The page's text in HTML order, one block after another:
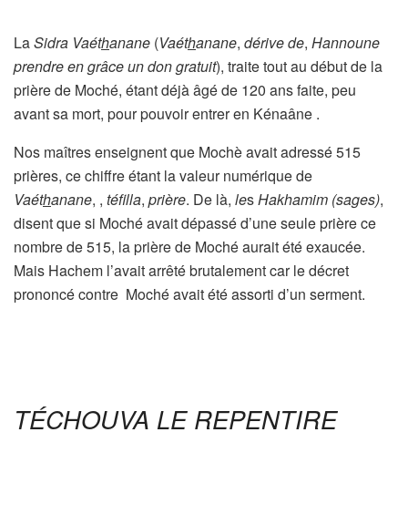
LaSidra Vaéthanane (Vaéthanane, dérive de, Hannoune
prendre en grâceun don gratuit), traite tout au début de la
prière de Moché, étant déjà âgé de 120 ans faite, peu
avant sa mort, pour pouvoir entrer en Kénaâne .
Nos maîtres enseignent que Mochè avait adressé 515
prières, ce chiffre étant la valeur numérique de
Vaéthanane, , téfilla, prière. De là, lesHakhamim (sages),
disent que si Moché avait dépassé d’une seule prière ce
nombre de 515, la prière de Moché aurait été exaucée.
Mais Hachem l’avait arrêté brutalement car le décret
prononcé contre Moché avait été assorti d’un serment.
TÉCHOUVA LE REPENTIRE